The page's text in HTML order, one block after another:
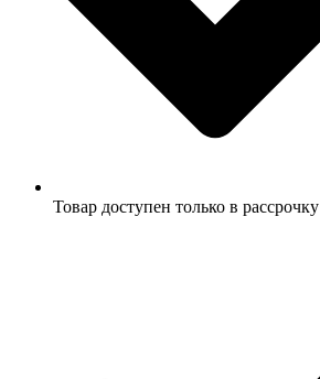
Товар доступен только в рассрочку